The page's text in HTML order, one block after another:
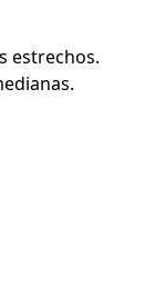
estrechos.